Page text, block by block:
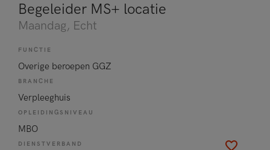
Begeleider MS+ locatie
Maandag, Echt
FUNCTIE
Overige beroepen GGZ
BRANCHE
Verpleeghuis
OPLEIDINGSNIVEAU
MBO
DIENSTVERBAND